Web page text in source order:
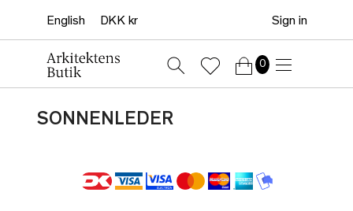
Sign in
0
SONNENLEDER